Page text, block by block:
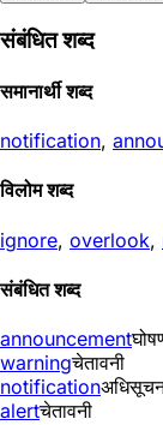
संबंधित शब्द
समानार्थी शब्द
notification,
विलोम शब्द
ignore, overlook,
संबंधित शब्द
announcement
warningचेतावनी
notification
alertचेतावनी